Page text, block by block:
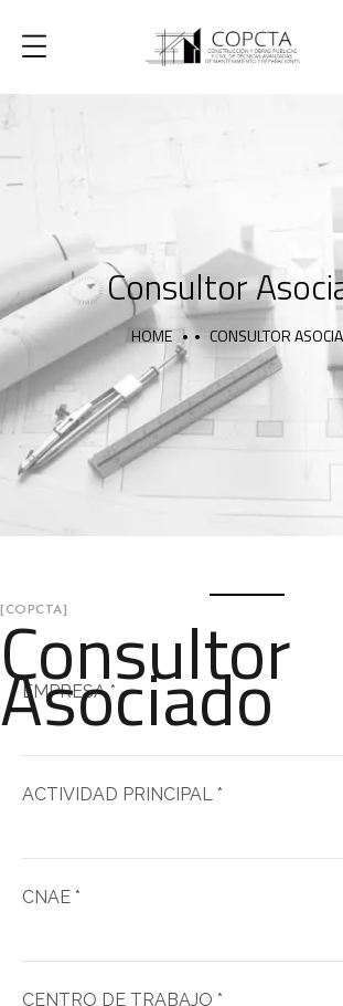
Consultor
HOME CONSULTOR
[COPCTA]
Consultor
Asociado
EMPRESA *
ACTIVIDAD PRINCIPAL *
CNAE *
CENTRO DE TRABAJO *